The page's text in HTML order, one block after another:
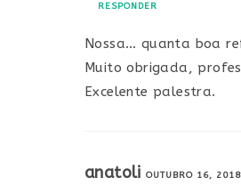
RESPONDER
Nossa… quanta boa
Muito obrigada,
Excelente palestra.
anatoliOUTUBRO 16, 2018